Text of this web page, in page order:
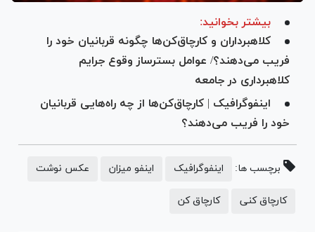
بیشتر بخوانید:
کلاهبرداران و کارچاق‌کن‌ها چگونه قربانیان خود را
فریب می‌دهند؟/ عوامل بسترساز وقوع جرایم
کلاهبرداری در جامعه
اینفوگرافیک | کارچاق‌کن‌ها از چه راه‌هایی قربانیان
خود را فریب می‌دهند؟
برچسب ها: اینفوگرافیک اینفو میزان عکس نوشت
کارچاق کنی کارچاق کن